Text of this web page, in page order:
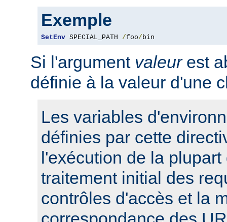
Exemple
SetEnv SPECIAL_PATH /foo/bin
Si l'argument valeurest
définie à la valeur d'une
Les variables
définies par cette
l'exécution de la
traitement initial des
contrôles d'accès et la